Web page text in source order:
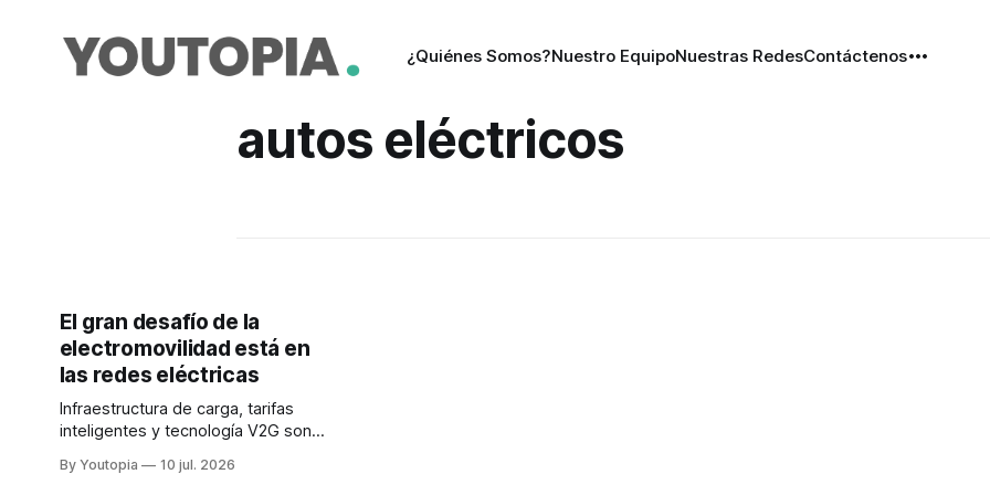
¿Quiénes Somos?Nuestro EquipoNuestras RedesContáctenos
autos eléctricos
El gran desafío de la
electromovilidad está en
las redes eléctricas
Infraestructura de carga, tarifas
inteligentes y tecnología V2G son
2026 se prevé un millón de autos
By Youtopia 10 jul. 2026